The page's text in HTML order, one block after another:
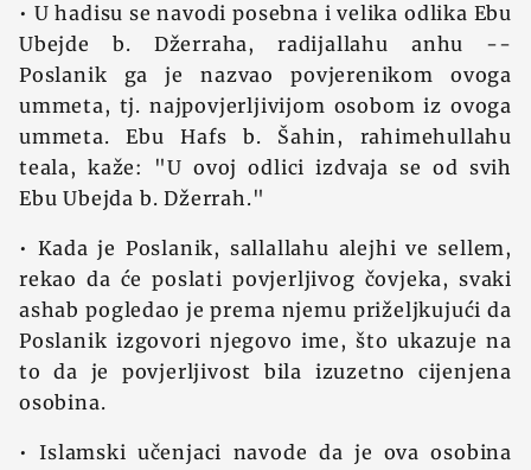
• U hadisu se navodi posebna i velika odlika Ebu
Ubejde b. Džerraha, radijallahu anhu --
Poslanik ga je nazvao povjerenikom ovoga
ummeta, tj. najpovjerljivijom osobom iz ovoga
ummeta. Ebu Hafs b. Šahin, rahimehullahu
teala, kaže: "U ovoj odlici izdvaja se od svih
Ebu Ubejda b. Džerrah."
• Kada je Poslanik, sallallahu alejhi ve sellem,
rekao da će poslati povjerljivog čovjeka, svaki
ashab pogledao je prema njemu priželjkujući da
Poslanik izgovori njegovo ime, što ukazuje na
to da je povjerljivost bila izuzetno cijenjena
osobina.
• Islamski učenjaci navode da je ova osobina